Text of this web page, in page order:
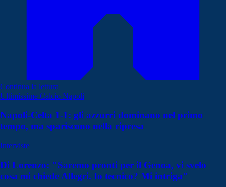
Continua la lettura
Ultimissime Calcio Napoli
Napoli-Celta 1-1: gli azzurri dominano nel primo
tempo, ma spariscono nella ripresa
Interviste
Di Lorenzo: "Saremo pronti per il Genoa, vi svelo
cosa mi chiede Allegri. Io tecnico? Mi intriga"